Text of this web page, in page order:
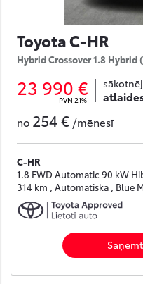
Toyota C-HR
Hybrid Crossover 1.8 Hybrid
23 990 €
PVN 21%
no 254 € /mēnesī
C-HR
1.8 FWD Automatic 90 kW
314 km , Automātiskā , Blue